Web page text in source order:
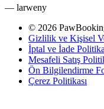
— larweny
© 2026
Gizlilik ve Kişisel
İptal ve İade
Mesafeli Satış
Ön Bilgilendirme
Çerez Politikası